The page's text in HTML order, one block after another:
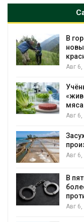
В
Авг
мяса
Авг
Авг
В
Авг 6,